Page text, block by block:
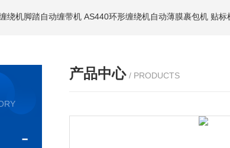
绕机脚踏自动缠带机 AS440环形缠绕机自动薄膜裹包机 贴标
产品中心 / PRODUCTS